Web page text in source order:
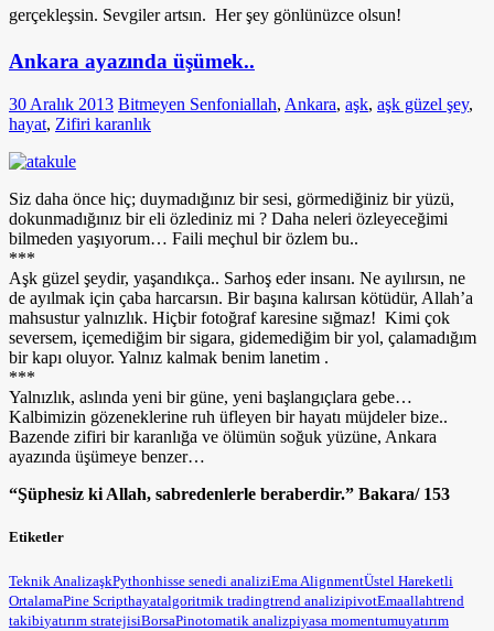
gerçekleşsin. Sevgiler artsın. Her şey gönlünüzce olsun!
Ankara ayazında üşümek..
30 Aralık 2013 Bitmeyen Senfoniallah, Ankara, aşk, aşk güzel şey,
hayat, Zifiri karanlık
Siz daha önce hiç; duymadığınız bir sesi, görmediğiniz bir yüzü,
dokunmadığınız bir eli özlediniz mi ? Daha neleri özleyeceğimi
bilmeden yaşıyorum… Faili meçhul bir özlem bu..
***
Aşk güzel şeydir, yaşandıkça.. Sarhoş eder insanı. Ne ayılırsın, ne
de ayılmak için çaba harcarsın. Bir başına kalırsan kötüdür, Allah’a
mahsustur yalnızlık. Hiçbir fotoğraf karesine sığmaz! Kimi çok
seversem, içemediğim bir sigara, gidemediğim bir yol, çalamadığım
bir kapı oluyor. Yalnız kalmak benim lanetim .
***
Yalnızlık, aslında yeni bir güne, yeni başlangıçlara gebe…
Kalbimizin gözeneklerine ruh üfleyen bir hayatı müjdeler bize..
Bazende zifiri bir karanlığa ve ölümün soğuk yüzüne, Ankara
ayazında üşümeye benzer…
“Şüphesiz ki Allah, sabredenlerle beraberdir.” Bakara/ 153
Etiketler
Teknik AnalizaşkPythonhisse senedi analiziEma AlignmentÜstel Hareketli
OrtalamaPine Scripthayatalgoritmik tradingtrend analizipivotEmaallahtrend
takibiyatırım stratejisiBorsaPinotomatik analizpiyasa momentumuyatırım